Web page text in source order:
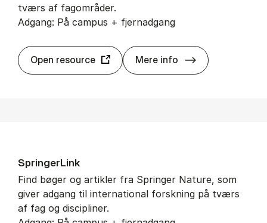
tværs af fagområder.
Adgang: På campus + fjernadgang
Open resource Mere info Sco­pus
Sprin­ger­Link
Find bøger og artikler fra Springer Nature, som
giver adgang til international forskning på tværs
af fag og discipliner.